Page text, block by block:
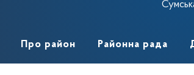
Про район Районна рада